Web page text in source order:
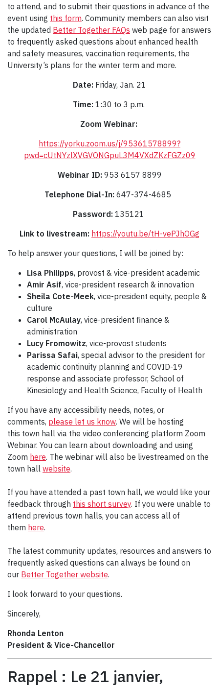
to attend, and to submit their questions in advance of the
event using this form. Community members can also visit
the updated Better Together FAQs web page for answers
to frequently asked questions about enhanced health
and safety measures, vaccination requirements, the
University’s plans for the winter term and more.
Date: Friday, Jan. 21
Time: 1:30 to 3 p.m.
Zoom Webinar:
https://yorku.zoom.us/j/95361578899?
pwd=cUtNYzlXVGVONGpuL3M4VXdZKzFGZz09
Webinar ID: 953 6157 8899
Telephone Dial-In: 647-374-4685
Password: 135121
Link to livestream: https://youtu.be/tH-vePJhOGg
To help answer your questions, I will be joined by:
Lisa Philipps, provost & vice-president academic
Amir Asif, vice-president research & innovation
Sheila Cote-Meek, vice-president equity, people &
culture
Carol McAulay, vice-president finance &
administration
Lucy Fromowitz, vice-provost students
Parissa Safai, special advisor to the president for
academic continuity planning and COVID-19
response and associate professor, School of
Kinesiology and Health Science, Faculty of Health
If you have any accessibility needs, notes, or
comments, please let us know. We will be hosting
this town hall via the video conferencing platform Zoom
Webinar. You can learn about downloading and using
Zoom here. The webinar will also be livestreamed on the
town hall website.
If you have attended a past town hall, we would like your
feedback through this short survey. If you were unable to
attend previous town halls, you can access all of
them here.
The latest community updates, resources and answers to
frequently asked questions can always be found on
our Better Together website.
I look forward to your questions.
Sincerely,
Rhonda Lenton
President & Vice-Chancellor
Rappel : Le 21 janvier,